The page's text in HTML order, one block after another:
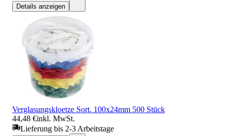
Details anzeigen
Verglasungskloetze Sort. 100x24mm 500 Stück
44,48 €inkl. MwSt.
Lieferung bis 2-3 Arbeitstage